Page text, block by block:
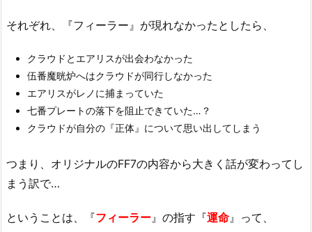
それぞれ、『フィーラー』が現れなかったとしたら、
クラウドとエアリスが出会わなかった
伍番魔晄炉へはクラウドが同行しなかった
エアリスがレノに捕まっていた
七番プレートの落下を阻止できていた…？
クラウドが自分の『正体』について思い出してしまう
つまり、オリジナルのFF7の内容から大きく話が変わってし
まう訳で…
ということは、『フィーラー』の指す『運命』って、